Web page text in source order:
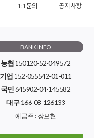
1:1문의 공지사항
BANK INFO
농협 150120-52-049572
기업 152-055542-01-011
국민645902-04-145582
대구166-08-126133
예금주 : 장보현